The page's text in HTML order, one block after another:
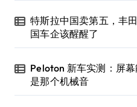
特斯拉中国卖第五，丰
国车企该醒醒了
Peloton 新车实测：屏
是那个机械音